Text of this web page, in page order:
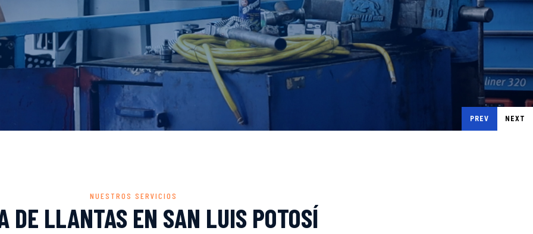
NUESTROS SERVICIOS
DE LLANTAS EN SAN LUIS POTOSÍ